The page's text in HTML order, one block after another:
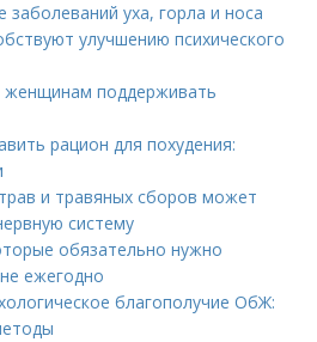
уха, горла и носа
улучшению психического
женщинам поддерживать
рацион для похудения:
и травяных сборов может
систему
обязательно нужно
ежегодно
благополучие ОбЖ: